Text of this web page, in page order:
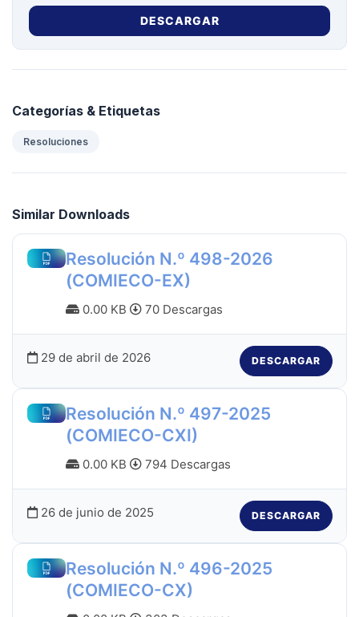
DESCARGAR
Categorías & Etiquetas
Resoluciones
Similar Downloads
Resolución N.º 498-2026
(COMIECO-EX)
0.00 KB 70 Descargas
29 de abril de 2026 DESCARGAR
Resolución N.º 497-2025
(COMIECO-CXI)
0.00 KB 794 Descargas
26 de junio de 2025 DESCARGAR
Resolución N.º 496-2025
(COMIECO-CX)